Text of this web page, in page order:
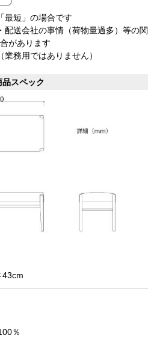
最短」の場合です
配送会社の事情（荷物量過多）等の関
があります
務用ではありません）
品スペック
43cm
％